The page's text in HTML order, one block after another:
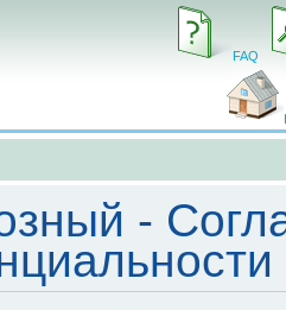
FAQ
-